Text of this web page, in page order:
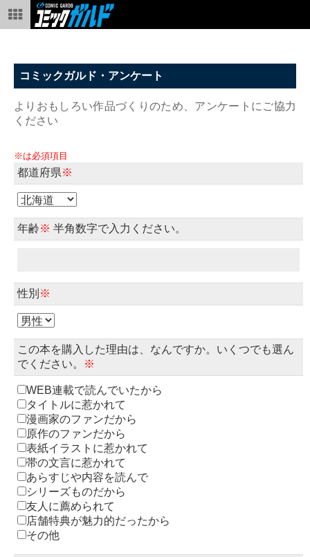
コミックガルド・アンケート
よりおもしろい作品づくりのため、アンケートにご協力
ください
※は必須項目
都道府県※
年齢※ 半角数字で入力ください。
性別 ※
この本を購入した理由は、なんですか。いくつでも選ん
でください。
※
WEB連載で読んでいたから
タイトルに惹かれて
漫画家のファンだから
原作のファンだから
表紙イラストに惹かれて
帯の文言に惹かれて
あらすじや内容を読んで
シリーズものだから
友人に薦められて
店舗特典が魅力的だったから
その他